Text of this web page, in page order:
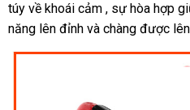
túy về khoái cảm shop
, sự hòa hợp
năng lên đỉnh tổng
hợp
và chàng chiết
khấu
được